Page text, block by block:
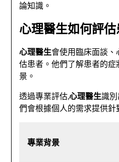
論知識。
心理醫生如何評
心理醫生會使用臨床面談
估患者。他們了解患者的
景。
透過專業評估,心理醫生識
們會根據個人的需求提供針
專業背景